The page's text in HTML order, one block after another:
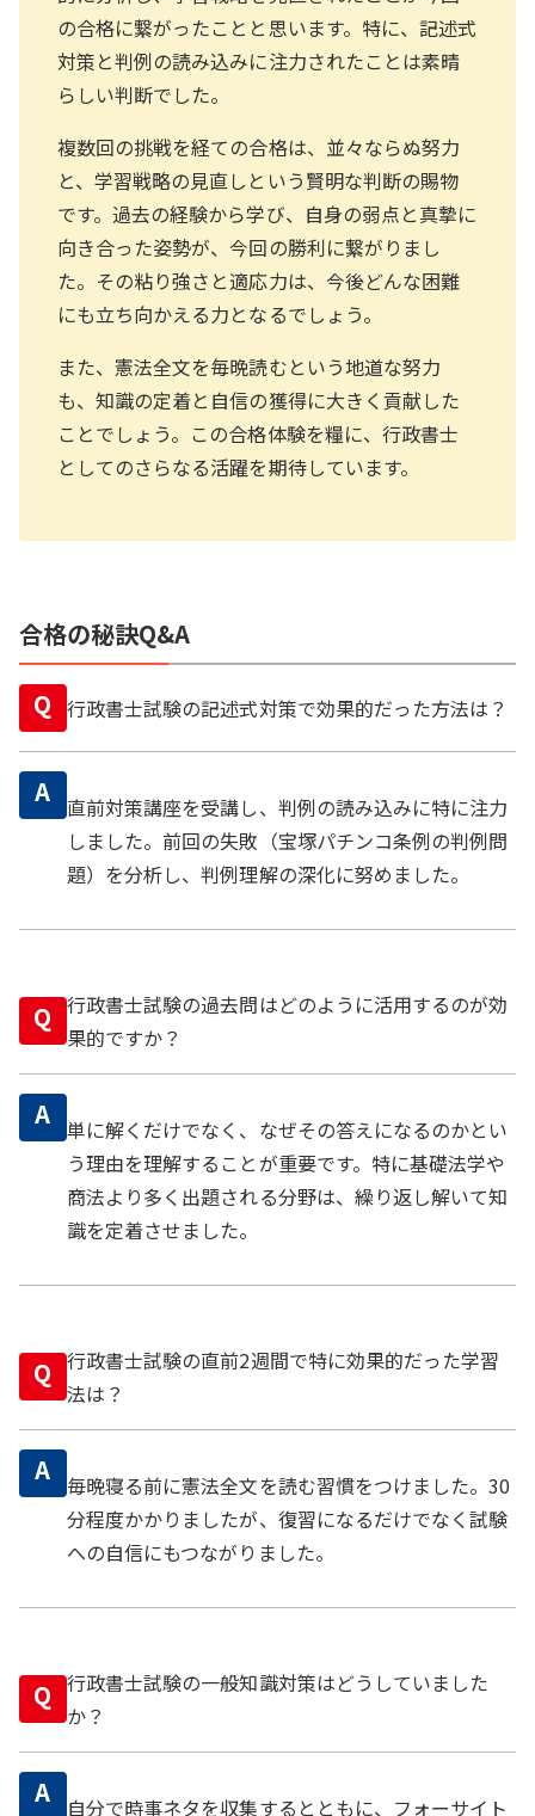
の合格に繋がったことと思います。特に、記述式
対策と判例の読み込みに注力されたことは素晴
らしい判断でした。
複数回の挑戦を経ての合格は、並々ならぬ努力
と、学習戦略の見直しという賢明な判断の賜物
です。過去の経験から学び、自身の弱点と真摯に
向き合った姿勢が、今回の勝利に繋がりまし
た。その粘り強さと適応力は、今後どんな困難
にも立ち向かえる力となるでしょう。
また、憲法全文を毎晩読むという地道な努力
も、知識の定着と自信の獲得に大きく貢献した
ことでしょう。この合格体験を糧に、行政書士
としてのさらなる活躍を期待しています。
合格の秘訣Q&A
Q 行政書士試験の記述式対策で効果的だった方法は？
A
直前対策講座を受講し、判例の読み込みに特に注力
しました。前回の失敗（宝塚パチンコ条例の判例問
題）を分析し、判例理解の深化に努めました。
Q 行政書士試験の過去問はどのように活用するのが効
果的ですか？
A 単に解くだけでなく、なぜその答えになるのかとい
う理由を理解することが重要です。特に基礎法学や
商法より多く出題される分野は、繰り返し解いて知
識を定着させました。
Q 行政書士試験の直前2週間で特に効果的だった学習
法は？
A
毎晩寝る前に憲法全文を読む習慣をつけました。30
分程度かかりましたが、復習になるだけでなく試験
への自信にもつながりました。
Q 行政書士試験の一般知識対策はどうしていました
か？
A 自分で時事ネタを収集するとともに、フォーサイト